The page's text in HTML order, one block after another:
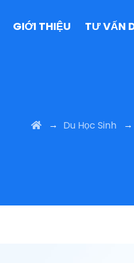
GIỚI THIỆU TƯ VẤN
→ Du Học Sinh →